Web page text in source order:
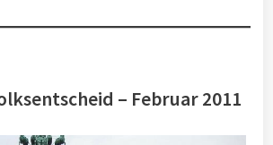
– Februar 2011